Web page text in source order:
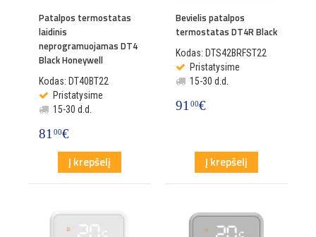
Patalpos termostatas
laidinis
neprogramuojamas DT4
Black Honeywell
Kodas: DT40BT22
Pristatysime
15-30 d.d.
8100€
Į krepšelį
Bevielis patalpos
termostatas DT4R Black
Kodas: DTS42BRFST22
Pristatysime
15-30 d.d.
9100€
Į krepšelį